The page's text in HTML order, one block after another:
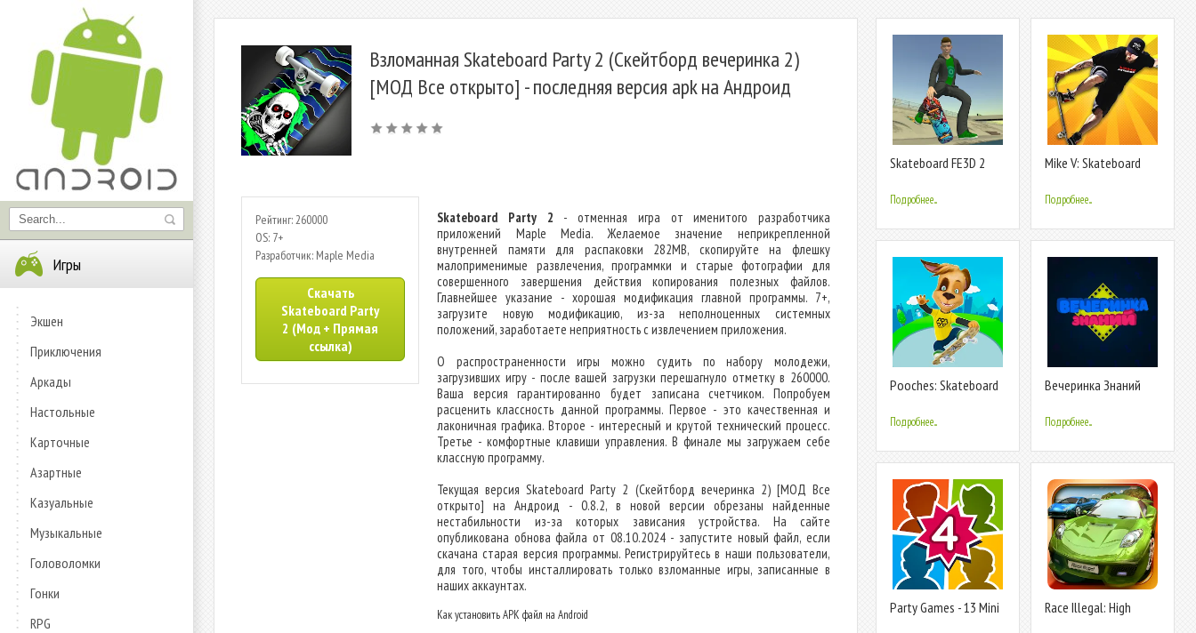
Игры
Экшен
Приключения
Аркады
Настольные
Карточные
Азартные
Казуальные
Музыкальные
Головоломки
Гонки
RPG
Взломанная Skateboard Party 2 (Скейтборд вечеринка 2)
[МОД Все открыто] - последняя версия apk на Андроид
Рейтинг: 260000
OS: 7+
Разработчик: Maple Media
Скачать
Skateboard Party
2 (Мод + Прямая
ссылка)
Skateboard Party 2 - отменная игра от именитого разработчика
приложений Maple Media. Желаемое значение неприкрепленной
внутренней памяти для распаковки 282MB, скопируйте на флешку
малоприменимые развлечения, программки и старые фотографии для
совершенного завершения действия копирования полезных файлов.
Главнейшее указание - хорошая модификация главной программы. 7+,
загрузите новую модификацию, из-за неполноценных системных
положений, заработаете неприятность с извлечением приложения.
О распространенности игры можно судить по набору молодежи,
загрузивших игру - после вашей загрузки перешагнуло отметку в 260000.
Ваша версия гарантированно будет записана счетчиком. Попробуем
расценить классность данной программы. Первое - это качественная и
лаконичная графика. Второе - интересный и крутой технический процесс.
Третье - комфортные клавиши управления. В финале мы загружаем себе
классную программу.
Текущая версия Skateboard Party 2 (Скейтборд вечеринка 2) [МОД Все
открыто] на Андроид - 0.8.2, в новой версии обрезаны найденные
нестабильности из-за которых зависания устройства. На сайте
опубликована обнова файла от 08.10.2024 - запустите новый файл, если
скачана старая версия программы. Регистрируйтесь в наши пользователи,
для того, чтобы инсталлировать только взломанные игры, записанные в
наших аккаунтах.
Как установить APK файл на Android
Skateboard FE3D 2
Подробнее...
Mike V: Skateboard
Подробнее...
Pooches: Skateboard
Подробнее...
Вечеринка Знаний
Подробнее...
Party Games - 13 Mini
Race Illegal: High